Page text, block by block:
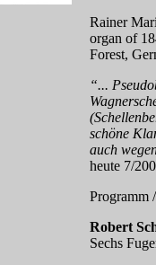
Rainer
organ of
Forest,
“...
schöne
auch
heute 7/
Programm
Robert
Sechs